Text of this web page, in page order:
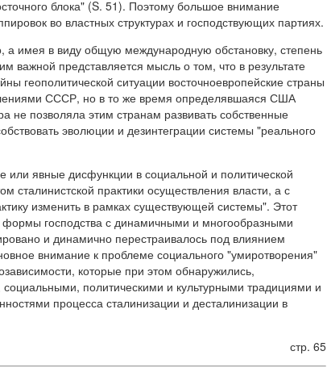
блока" (S. 51). Поэтому большое внимание
во властных структурах и господствующих партиях.
имея в виду общую международную обстановку, степень
важной представляется мысль о том, что в результате
геополитической ситуации восточноевропейские страны
СССР, но в то же время определявшаяся США
не позволяла этим странам развивать собственные
эволюции и дезинтеграции системы "реального
или явные дисфункции в социальной и политической
сталинистской практики осуществления власти, а с
изменить в рамках существующей системы". Этот
формы господства с динамичными и многообразными
и динамично перестраивалось под влиянием
внимание к проблеме социального "умиротворения"
которые при этом обнаружились,
политическими и культурными традициями и
процесса сталинизации и десталинизации в
стр. 65